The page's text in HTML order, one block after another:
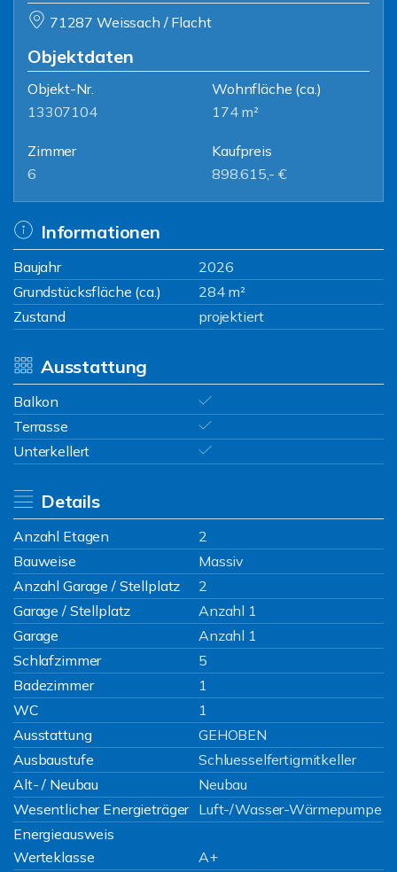
71287 Weissach / Flacht
Objektdaten
Objekt-Nr.
13307104
Wohnfläche (ca.)
174 m²
Zimmer
6
Kaufpreis
898.615,- €
Informationen
Baujahr
2026
Grundstücksfläche (ca.)
284 m²
Zustand
projektiert
Ausstattung
Balkon
Terrasse
Unterkellert
Details
Anzahl Etagen
2
Bauweise
Massiv
Anzahl Garage / Stellplatz
2
Garage / Stellplatz
Anzahl 1
Garage
Anzahl 1
Schlafzimmer
5
Badezimmer
1
WC
1
Ausstattung
GEHOBEN
Ausbaustufe
Schluesselfertigmitkeller
Alt- / Neubau
Neubau
Wesentlicher Energieträger Luft-/Wasser-Wärmepumpe
Energieausweis
Werteklasse
A+